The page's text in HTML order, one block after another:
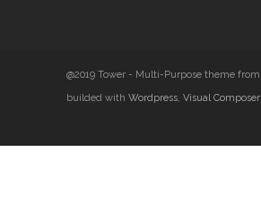
@2019 Tower - Multi-Purpose theme from
builded with Wordpress, Visual Composer